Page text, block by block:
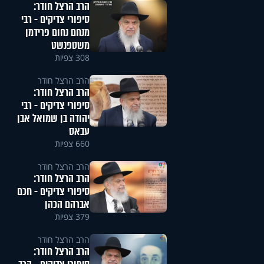
הרב הרצל חודר:
סיפורי צדיקים - רבי
מנחם נחום פרידמן
משטפנשט
308 צפיות
הרב הרצל חודר
הרב הרצל חודר:
סיפורי צדיקים - רבי
יהודה בן שמואל אבן
עבאס
660 צפיות
הרב הרצל חודר
הרב הרצל חודר:
סיפורי צדיקים - חכם
אברהם הכהן
379 צפיות
הרב הרצל חודר
הרב הרצל חודר: